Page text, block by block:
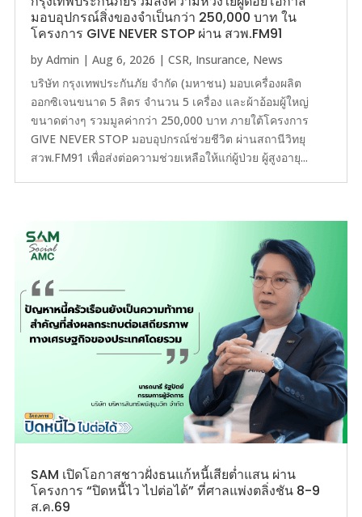
มอบอุปกรณ์สิ่งของจำเป็นกว่า 250,000 บาท ใน
โครงการ GIVE NEVER STOP ผ่าน สวพ.FM91
by Admin | Aug 6, 2026 | CSR, Insurance, News
บริษัท กรุงเทพประกันภัย จำกัด (มหาชน) มอบเครื่องผลิต
ออกซิเจนขนาด 5 ลิตร จำนวน 5 เครื่อง และผ้าอ้อมผู้ใหญ่
ขนาดต่างๆ รวมมูลค่ากว่า 250,000 บาท ภายใต้โครงการ
GIVE NEVER STOP มอบอุปกรณ์ช่วยชีวิต ผ่านสถานีวิทยุ
สวพ.FM91 เพื่อส่งต่อความช่วยเหลือให้แก่ผู้ป่วย ผู้สูงอายุ...
SAM เปิดโอกาสชาวฝั่งธนแก้หนี้เสียต่ำแสน ผ่าน
โครงการ “ปิดหนี้ไว ไปต่อได้” ที่ศาลแพ่งตลิ่งชัน 8-9
ส.ค.69